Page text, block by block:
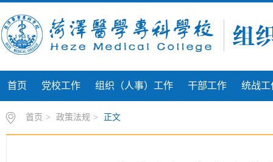
首页 党校工作 组织（人事）工作 干部工作 统战工
首页 > 政策法规 > 正文